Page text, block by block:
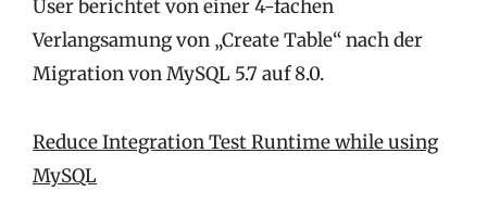
User berichtet von einer 4-fachen
Verlangsamung von „Create Table“ nach der
Migration von MySQL 5.7 auf 8.0.
Reduce Integration Test Runtime while using
MySQL